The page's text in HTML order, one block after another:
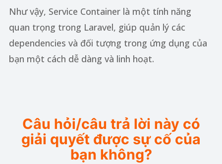
Như vậy, Service Container là một tính năng
quan trọng trong Laravel, giúp quản lý các
dependencies và đối tượng trong ứng dụng của
bạn một cách dễ dàng và linh hoạt.
Câu hỏi/câu trả lời này có
giải quyết được sự cố của
bạn không?